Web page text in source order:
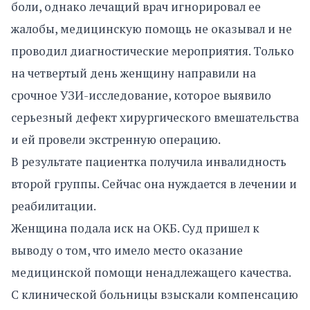
боли, однако лечащий врач игнорировал ее
жалобы, медицинскую помощь не оказывал и не
проводил диагностические мероприятия. Только
на четвертый день женщину направили на
срочное УЗИ-исследование, которое выявило
серьезный дефект хирургического вмешательства
и ей провели экстренную операцию.
В результате пациентка получила инвалидность
второй группы. Сейчас она нуждается в лечении и
реабилитации.
Женщина подала иск на ОКБ. Суд пришел к
выводу о том, что имело место оказание
медицинской помощи ненадлежащего качества.
С клинической больницы взыскали компенсацию